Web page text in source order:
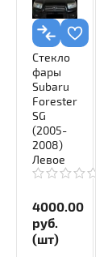
Стекло
фары
Subaru
Forester
SG
(2005-
2008)
Левое
4000.00
руб.
(шт)